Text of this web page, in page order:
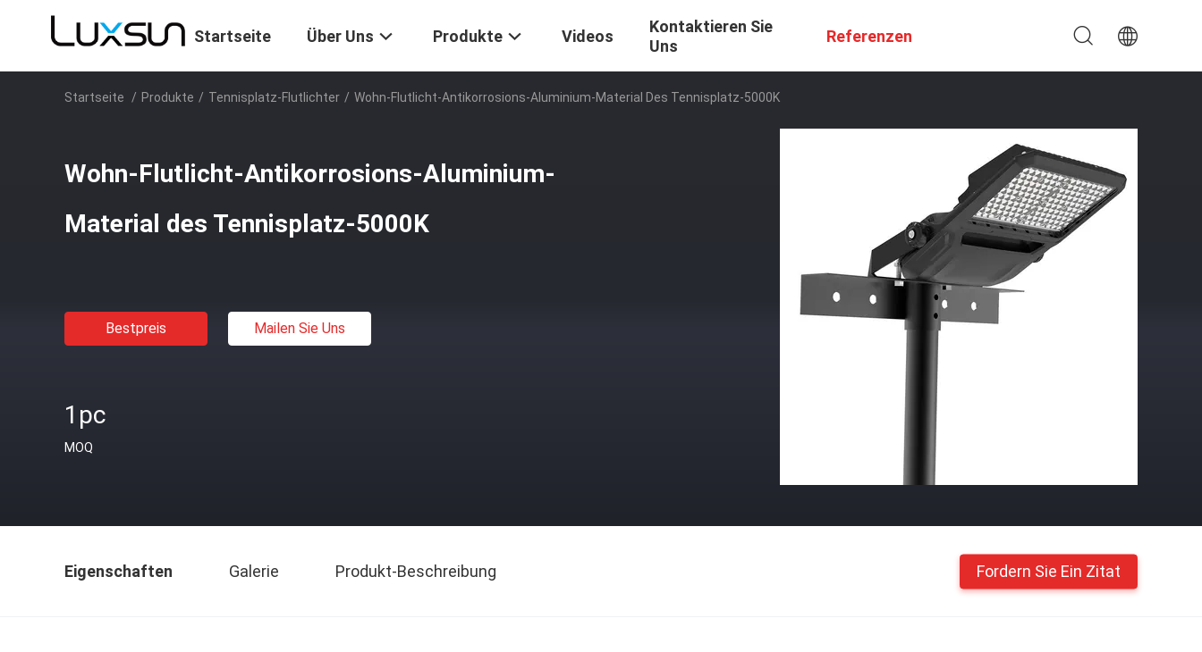
Startseite Über Uns Produkte Videos
Kontaktieren Sie
Uns
Referenzen
Startseite / Produkte / Tennisplatz-Flutlichter / Wohn-Flutlicht-Antikorrosions-Aluminium-Material Des Tennisplatz-5000K
Wohn-Flutlicht-Antikorrosions-Aluminium-
Material des Tennisplatz-5000K
Bestpreis Mailen Sie Uns
1pc
MOQ
Eigenschaften Galerie Produkt-Beschreibung Fordern Sie Ein Zitat